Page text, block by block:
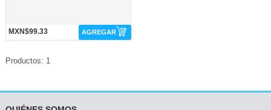
MXN$99.33 AGREGAR
Productos: 1